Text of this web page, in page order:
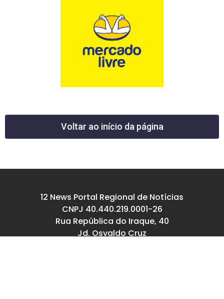
Voltar ao início da página
12 News Portal Regional de Notícias
CNPJ 40.440.219.0001-26
Rua República do Iraque, 40
Jd. Osvaldo Cruz